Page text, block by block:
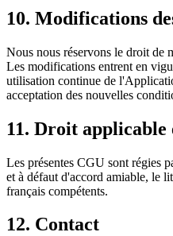
10. Modifications
Nous nous réservons le droit de
Les modifications entrent en
utilisation continue de
acceptation des nouvelles
11. Droit
Les présentes CGU sont régies
et à défaut d'accord amiable, le
français compétents.
12. Contact